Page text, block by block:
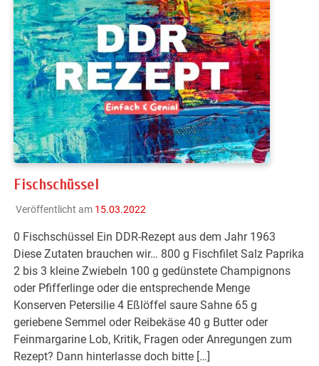
Fischschüssel
Veröffentlicht am 15.03.2022
0 Fischschüssel Ein DDR-Rezept aus dem Jahr 1963
Diese Zutaten brauchen wir… 800 g Fischfilet Salz Paprika
2 bis 3 kleine Zwiebeln 100 g gedünstete Champignons
oder Pfifferlinge oder die entsprechende Menge
Konserven Petersilie 4 Eßlöffel saure Sahne 65 g
geriebene Semmel oder Reibekäse 40 g Butter oder
Feinmargarine Lob, Kritik, Fragen oder Anregungen zum
Rezept? Dann hinterlasse doch bitte […]